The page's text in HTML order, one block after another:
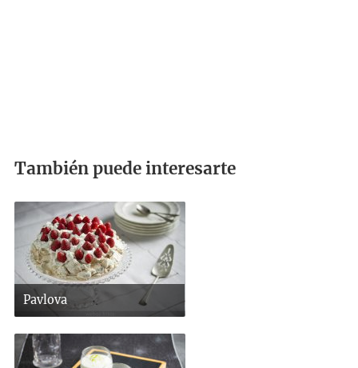
También puede interesarte
Pavlova